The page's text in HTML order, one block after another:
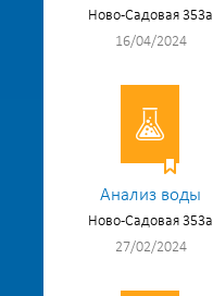
Ново-Садовая 353а
16/04/2024
Анализ воды
Ново-Садовая 353а
27/02/2024